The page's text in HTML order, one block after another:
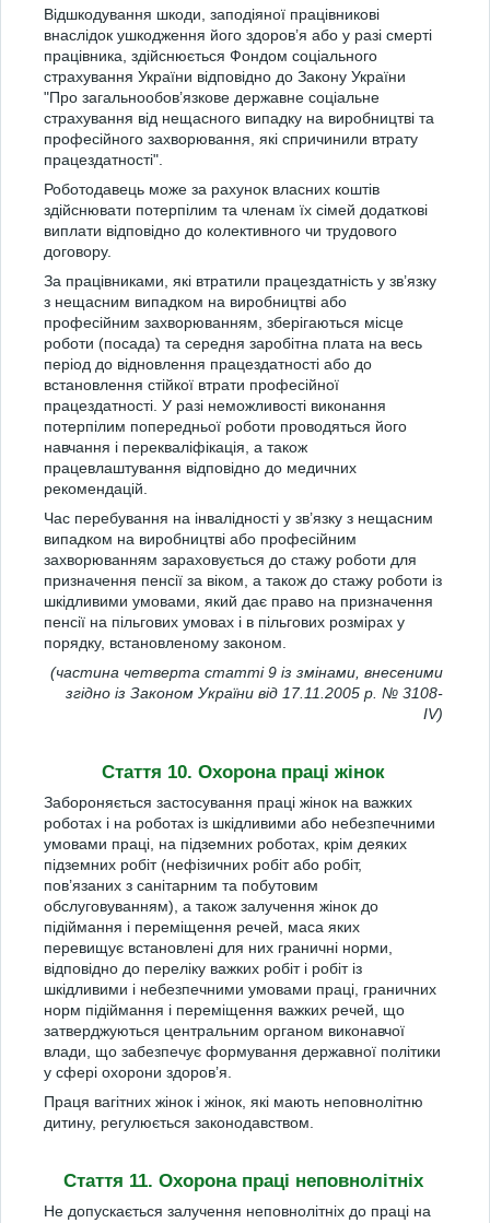
Відшкодування шкоди, заподіяної працівникові
внаслідок ушкодження його здоров’я або у разі смерті
працівника, здійснюється Фондом соціального
страхування України відповідно до Закону України
"Про загальнообов’язкове державне соціальне
страхування від нещасного випадку на виробництві та
професійного захворювання, які спричинили втрату
працездатності".
Роботодавець може за рахунок власних коштів
здійснювати потерпілим та членам їх сімей додаткові
виплати відповідно до колективного чи трудового
договору.
За працівниками, які втратили працездатність у зв’язку
з нещасним випадком на виробництві або
професійним захворюванням, зберігаються місце
роботи (посада) та середня заробітна плата на весь
період до відновлення працездатності або до
встановлення стійкої втрати професійної
працездатності. У разі неможливості виконання
потерпілим попередньої роботи проводяться його
навчання і перекваліфікація, а також
працевлаштування відповідно до медичних
рекомендацій.
Час перебування на інвалідності у зв’язку з нещасним
випадком на виробництві або професійним
захворюванням зараховується до стажу роботи для
призначення пенсії за віком, а також до стажу роботи із
шкідливими умовами, який дає право на призначення
пенсії на пільгових умовах і в пільгових розмірах у
порядку, встановленому законом.
(частина четверта статті 9 із змінами, внесеними
згідно із Законом України від 17.11.2005 р. № 3108-
IV)
Стаття 10. Охорона праці жінок
Забороняється застосування праці жінок на важких
роботах і на роботах із шкідливими або небезпечними
умовами праці, на підземних роботах, крім деяких
підземних робіт (нефізичних робіт або робіт,
пов’язаних з санітарним та побутовим
обслуговуванням), а також залучення жінок до
підіймання і переміщення речей, маса яких
перевищує встановлені для них граничні норми,
відповідно до переліку важких робіт і робіт із
шкідливими і небезпечними умовами праці, граничних
норм підіймання і переміщення важких речей, що
затверджуються центральним органом виконавчої
влади, що забезпечує формування державної політики
у сфері охорони здоров’я.
Праця вагітних жінок і жінок, які мають неповнолітню
дитину, регулюється законодавством.
Стаття 11. Охорона праці неповнолітніх
Не допускається залучення неповнолітніх до праці на